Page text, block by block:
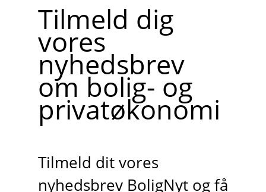
Tilmeld dig
vores
nyhedsbrev
om bolig- og
privatøkonomi
Tilmeld dit vores
nyhedsbrev BoligNyt og få